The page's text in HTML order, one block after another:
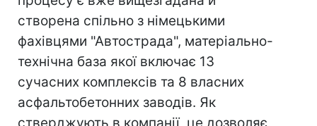
створена спільно з німецькими
фахівцями "Автострада", матеріально-
технічна база якої включає 13
сучасних комплексів та 8 власних
асфальтобетонних заводів. Як
стверджують в компанії, це дозволяє